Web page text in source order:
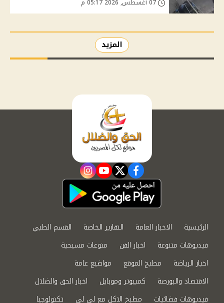
المزيد
facebook
twitter
youtube
instagram
الرئيسية الاخبار العامة التقارير الخاصة
القسم الطبي
فيديوهات متنوعة
اخبار الفن
منوعات مسيحية
اخبار الرياضة
مطبخ الموقع
مواضيع عامة
الاقتصاد والبورصة
كمبيوتر وموبايل
اخبار الحق والضلال
فيديوهات فضائيات
مطبخ الاكل مع لى لى تكنولوجيا